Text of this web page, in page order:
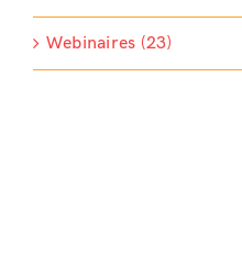
Webinaires (23)